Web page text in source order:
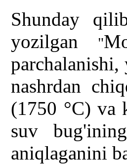
Shunday
yozilgan
"
nashrdan
(1750 °C) va
suv
aniqlaganini